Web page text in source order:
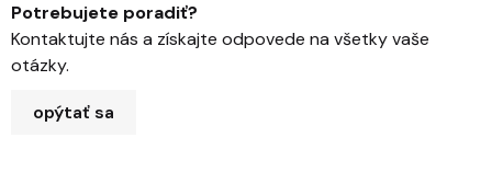
Potrebujete poradiť?
Kontaktujte nás a získajte odpovede na všetky vaše
otázky.
opýtať sa